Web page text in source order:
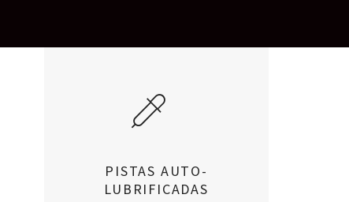
PISTAS AUTO-
LUBRIFICADAS